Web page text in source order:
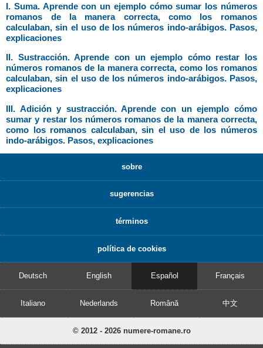
I. Suma. Aprende con un ejemplo cómo sumar los números
romanos de la manera correcta, como los romanos
calculaban, sin el uso de los números indo-arábigos. Pasos,
explicaciones
II. Sustracción. Aprende con un ejemplo cómo restar los
números romanos de la manera correcta, como los romanos
calculaban, sin el uso de los números indo-arábigos. Pasos,
explicaciones
III. Adición y sustracción. Aprende con un ejemplo cómo
sumar y restar los números romanos de la manera correcta,
como los romanos calculaban, sin el uso de los números
indo-arábigos. Pasos, explicaciones
sobre
sugerencias
términos
política de cookies
Deutsch English Español Français
Italiano Nederlands Română 中文
© 2012 - 2026 numere-romane.ro